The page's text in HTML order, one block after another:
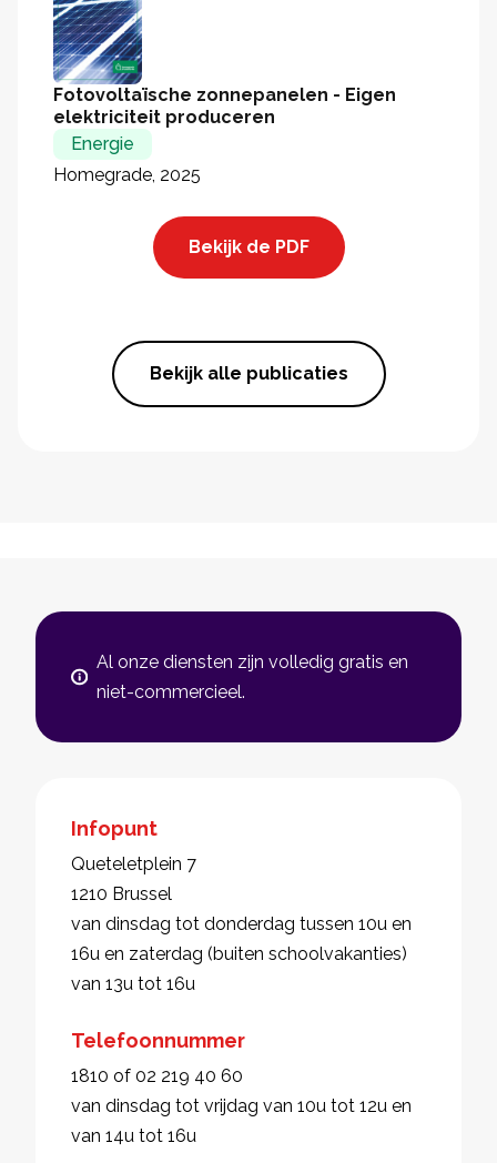
Fotovoltaïsche zonnepanelen - Eigen
elektriciteit produceren
Energie
Homegrade, 2025
Bekijk de PDF
Bekijk alle publicaties
Al onze diensten zijn volledig gratis en
niet-commercieel.
Infopunt
Queteletplein 7
1210 Brussel
van dinsdag tot donderdag tussen 10u en
16u en zaterdag (buiten schoolvakanties)
van 13u tot 16u
Telefoonnummer
1810 of 02 219 40 60
van dinsdag tot vrijdag van 10u tot 12u en
van 14u tot 16u